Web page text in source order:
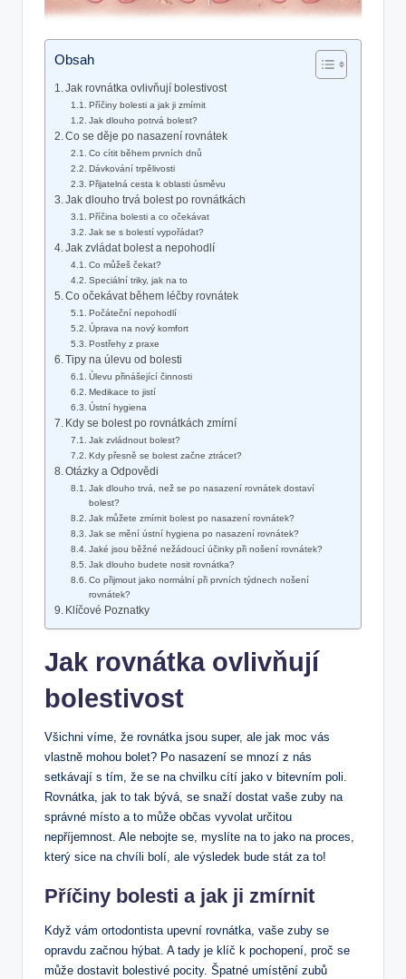
Obsah
Jak rovnátka ovlivňují bolestivost
Příčiny bolesti a jak ji zmírnit
Jak dlouho potrvá bolest?
Co se děje po nasazení rovnátek
Co cítit během prvních dnů
Dávkování trpělivosti
Přijatelná cesta k oblasti úsměvu
Jak dlouho trvá bolest po rovnátkách
Příčina bolesti a co očekávat
Jak se s bolestí vypořádat?
Jak zvládat bolest a nepohodlí
Co můžeš čekat?
Speciální triky, jak na to
Co očekávat během léčby rovnátek
Počáteční nepohodlí
Úprava na nový komfort
Postřehy z praxe
Tipy na úlevu od bolesti
Úlevu přinášející činnosti
Medikace to jistí
Ústní hygiena
Kdy se bolest po rovnátkách zmírní
Jak zvládnout bolest?
Kdy přesně se bolest začne ztrácet?
Otázky a Odpovědi
Jak dlouho trvá, než se po nasazení rovnátek dostaví
bolest?
Jak můžete zmírnit bolest po nasazení rovnátek?
Jak se mění ústní hygiena po nasazení rovnátek?
Jaké jsou běžné nežádoucí účinky při nošení rovnátek?
Jak dlouho budete nosit rovnátka?
Co přijmout jako normální při prvních týdnech nošení
rovnátek?
Klíčové Poznatky
Jak rovnátka ovlivňují
bolestivost
Všichni víme, že rovnátka jsou super, ale jak moc vás
vlastně mohou bolet? Po nasazení se mnozí z nás
setkávají s tím, že se na chvilku cítí jako v bitevním poli.
Rovnátka, jak to tak bývá, se snaží dostat vaše zuby na
správné místo a to může občas vyvolat určitou
nepříjemnost. Ale nebojte se, myslíte na to jako na proces,
který sice na chvíli bolí, ale výsledek bude stát za to!
Příčiny bolesti a jak ji zmírnit
Když vám ortodontista upevní rovnátka, vaše zuby se
opravdu začnou hýbat. A tady je klíč k pochopení, proč se
může dostavit bolestivé pocity. Špatné umístění zubů